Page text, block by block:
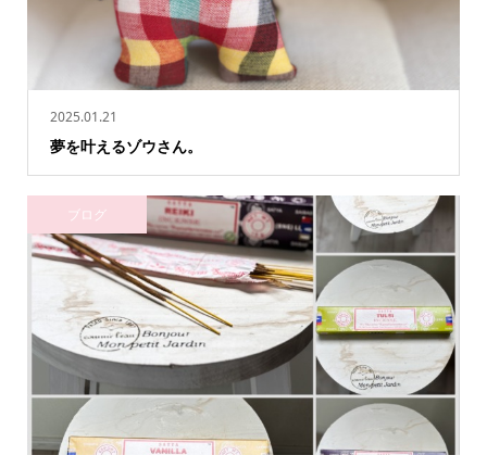
2025.01.21
夢を叶えるゾウさん。
ブログ